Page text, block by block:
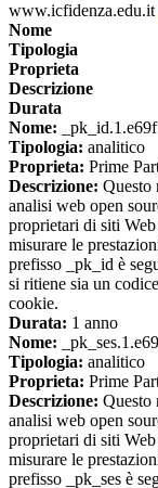
www.icfidenza.edu.it
Nome
Tipologia
Proprieta
Descrizione
Durata
Nome: _pk_id.1.e69f
Tipologia: analitico
Proprieta: Prime
Descrizione: Questo
analisi web open
proprietari di siti
misurare le
prefisso _pk_id è
si ritiene sia un
cookie.
Durata: 1 anno
Nome:
Tipologia: analitico
Proprieta: Prime
Descrizione: Questo
analisi web open
proprietari di siti
misurare le
prefisso _pk_ses è